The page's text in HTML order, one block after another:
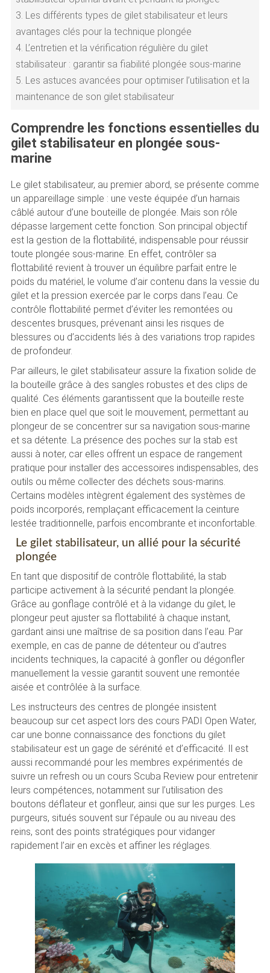
3. Les différents types de gilet stabilisateur et leurs
avantages clés pour la technique plongée
4. L’entretien et la vérification régulière du gilet
stabilisateur : garantir sa fiabilité plongée sous-marine
5. Les astuces avancées pour optimiser l’utilisation et la
maintenance de son gilet stabilisateur
Comprendre les fonctions essentielles du
gilet stabilisateur en plongée sous-
marine
Le gilet stabilisateur, au premier abord, se présente comme
un appareillage simple : une veste équipée d’un harnais
câblé autour d’une bouteille de plongée. Mais son rôle
dépasse largement cette fonction. Son principal objectif
est la gestion de la flottabilité, indispensable pour réussir
toute plongée sous-marine. En effet, contrôler sa
flottabilité revient à trouver un équilibre parfait entre le
poids du matériel, le volume d’air contenu dans la vessie du
gilet et la pression exercée par le corps dans l’eau. Ce
contrôle flottabilité permet d’éviter les remontées ou
descentes brusques, prévenant ainsi les risques de
blessures ou d’accidents liés à des variations trop rapides
de profondeur.
Par ailleurs, le gilet stabilisateur assure la fixation solide de
la bouteille grâce à des sangles robustes et des clips de
qualité. Ces éléments garantissent que la bouteille reste
bien en place quel que soit le mouvement, permettant au
plongeur de se concentrer sur sa navigation sous-marine
et sa détente. La présence des poches sur la stab est
aussi à noter, car elles offrent un espace de rangement
pratique pour installer des accessoires indispensables, des
outils ou même collecter des déchets sous-marins.
Certains modèles intègrent également des systèmes de
poids incorporés, remplaçant efficacement la ceinture
lestée traditionnelle, parfois encombrante et inconfortable.
Le gilet stabilisateur, un allié pour la sécurité
plongée
En tant que dispositif de contrôle flottabilité, la stab
participe activement à la sécurité pendant la plongée.
Grâce au gonflage contrôlé et à la vidange du gilet, le
plongeur peut ajuster sa flottabilité à chaque instant,
gardant ainsi une maîtrise de sa position dans l’eau. Par
exemple, en cas de panne de détenteur ou d’autres
incidents techniques, la capacité à gonfler ou dégonfler
manuellement la vessie garantit souvent une remontée
aisée et contrôlée à la surface.
Les instructeurs des centres de plongée insistent
beaucoup sur cet aspect lors des cours PADI Open Water,
car une bonne connaissance des fonctions du gilet
stabilisateur est un gage de sérénité et d’efficacité. Il est
aussi recommandé pour les membres expérimentés de
suivre un refresh ou un cours Scuba Review pour entretenir
leurs compétences, notamment sur l’utilisation des
boutons déflateur et gonfleur, ainsi que sur les purges. Les
purgeurs, situés souvent sur l’épaule ou au niveau des
reins, sont des points stratégiques pour vidanger
rapidement l’air en excès et affiner les réglages.